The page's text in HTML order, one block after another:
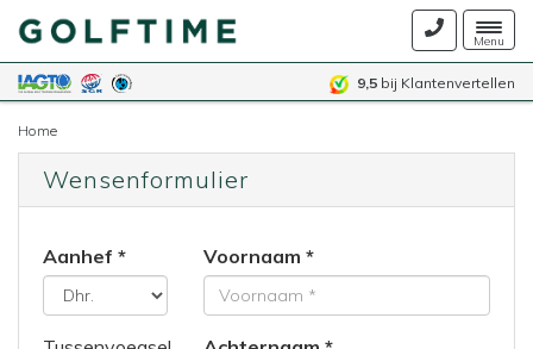
Menu
9,5 bij Klantenvertellen
Home
Wensenformulier
Aanhef Voornaam